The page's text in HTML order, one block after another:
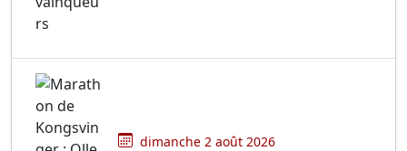
dimanche 2 août 2026